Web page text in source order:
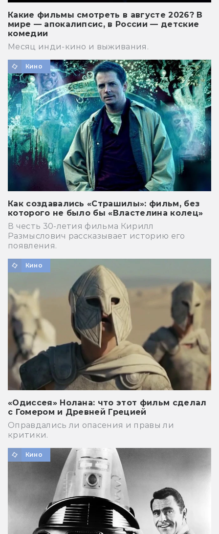
Какие фильмы смотреть в августе 2026? В
мире — апокалипсис, в России — детские
комедии
Месяц инди-кино и выживания.
Кино
Как создавались «Страшилы»: фильм, без
которого не было бы «Властелина колец»
В честь 30-летия фильма Кирилл
Размыслович рассказывает историю его
появления.
Кино
«Одиссея» Нолана: что этот фильм сделал
с Гомером и Древней Грецией
Оправдались ли опасения и правы ли
критики.
Кино